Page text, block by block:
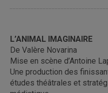
L’ANIMAL IMAGINAIRE
De Valère Novarina
Mise en scène d’Antoine
Une production des
études théâtrales et